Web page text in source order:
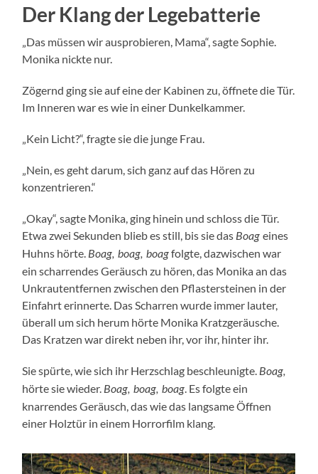
Der Klang der Legebatterie
„Das müssen wir ausprobieren, Mama“, sagte Sophie.
Monika nickte nur.
Zögernd ging sie auf eine der Kabinen zu, öffnete die Tür.
Im Inneren war es wie in einer Dunkelkammer.
„Kein Licht?“, fragte sie die junge Frau.
„Nein, es geht darum, sich ganz auf das Hören zu
konzentrieren.“
„Okay“, sagte Monika, ging hinein und schloss die Tür.
Etwa zwei Sekunden blieb es still, bis sie das Boageines
Huhns hörte. Boag, boag, boagfolgte, dazwischen war
ein scharrendes Geräusch zu hören, das Monika an das
Unkrautentfernen zwischen den Pflastersteinen in der
Einfahrt erinnerte. Das Scharren wurde immer lauter,
überall um sich herum hörte Monika Kratzgeräusche.
Das Kratzen war direkt neben ihr, vor ihr, hinter ihr.
Sie spürte, wie sich ihr Herzschlag beschleunigte. Boag,
hörte sie wieder. Boag, boag, boag . Es folgte ein
knarrendes Geräusch, das wie das langsame Öffnen
einer Holztür in einem Horrorfilm klang.